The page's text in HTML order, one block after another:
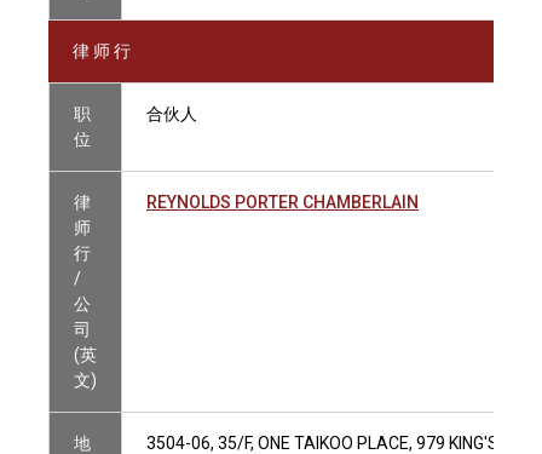
律 师 行
职
位
合伙人
律
师
行
/
公
司
(英
文)
REYNOLDS PORTER CHAMBERLAIN
地
3504-06, 35/F, ONE TAIKOO PLACE, 979 KING'S